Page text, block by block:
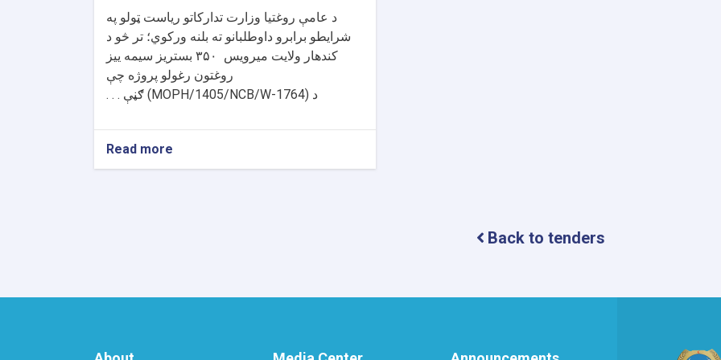
د عامې روغتیا وزارت تدارکاتو ریاست ټولو په
شرایطو برابرو داوطلبانو ته بلنه ورکوي؛ تر څو د
کندهار ولایت میرویس
۳۵۰ بستریز سیمه ییز
روغتون رغولو پروژه چې
د (MOPH/1405/NCB/W-1764) ګڼې . . .
Read more
Back to tenders